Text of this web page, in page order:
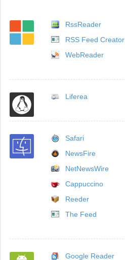
RssReader
RSS Feed Creator
WebReader
Liferea
Safari
NewsFire
NetNewsWire
Cappuccino
Reeder
The Feed
Google Reader